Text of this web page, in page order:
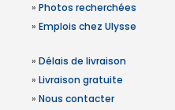
» Photos recherchées
» Emplois chez Ulysse
» Délais de livraison
» Livraison gratuite
» Nous contacter